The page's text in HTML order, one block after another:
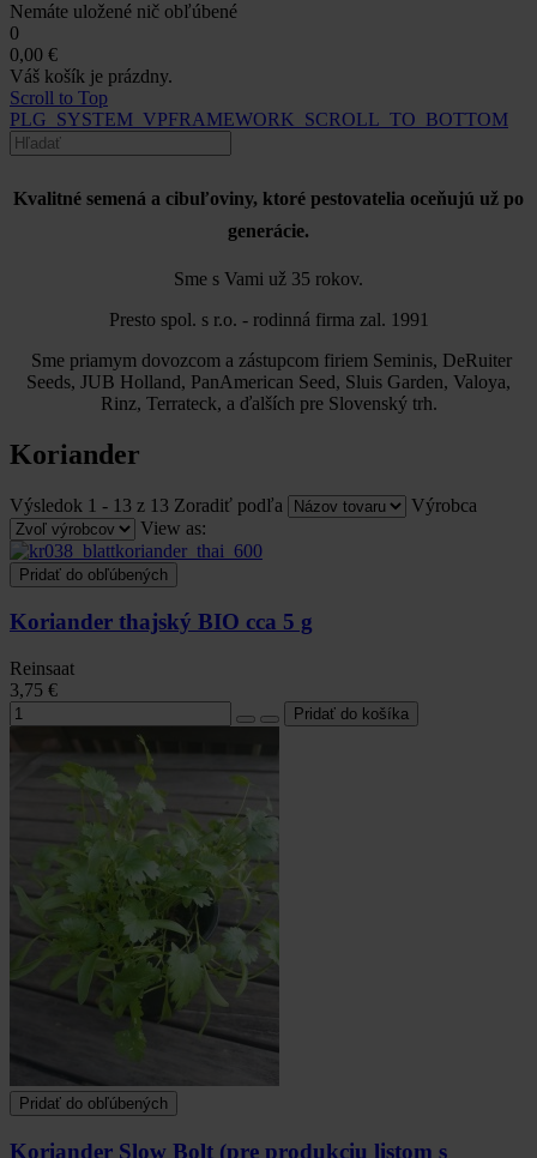
Nemáte uložené nič obľúbené
0
0,00 €
Váš košík je prázdny.
Scroll to Top
PLG_SYSTEM_VPFRAMEWORK_SCROLL_TO_BOTTOM
Kvalitné semená a cibuľoviny, ktoré pestovatelia oceňujú už po
generácie.
Sme s Vami už 35 rokov.
Presto spol. s r.o. - rodinná firma zal. 1991
Sme priamym dovozcom a zástupcom firiem Seminis, DeRuiter
Seeds, JUB Holland, PanAmerican Seed, Sluis Garden, Valoya,
Rinz, Terrateck, a ďalších pre Slovenský trh.
Koriander
Výsledok 1 - 13 z 13 Zoradiť podľa
Výrobca
View as:
Pridať do obľúbených
Koriander thajský BIO cca 5 g
Reinsaat
3,75 €
Pridať do obľúbených
Koriander Slow Bolt (pre produkciu listom s